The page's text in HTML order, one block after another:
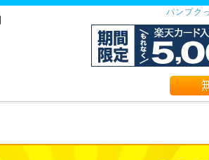
パンプク